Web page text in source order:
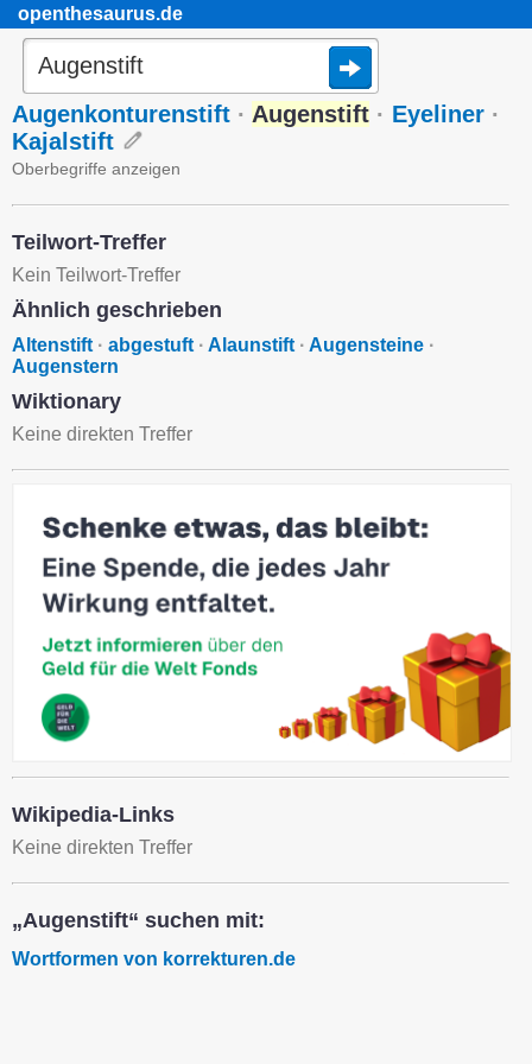
openthesaurus.de
Augenkonturenstift · Augenstift · Eyeliner ·
Kajalstift
Oberbegriffe anzeigen
Teilwort-Treffer
Kein Teilwort-Treffer
Ähnlich geschrieben
Altenstift · abgestuft · Alaunstift · Augensteine ·
Augenstern
Wiktionary
Keine direkten Treffer
Wikipedia-Links
Keine direkten Treffer
„Augenstift“ suchen mit:
Wortformen von korrekturen.de